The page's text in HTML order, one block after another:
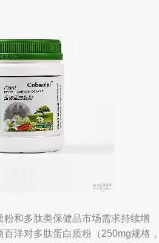
和多肽类保健品市场需求持续增
洋对多肽蛋白质粉（250mg规格